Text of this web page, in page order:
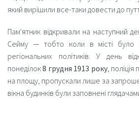
який вирішили все-таки довести до
Пам'ятник відкривали на наступний
Сейму — тобто коли в місті було
регіональних політиків. У день
понеділок8 грудня 1913 року,
на площу, пропускали лише за
вікна будинків були заповнені